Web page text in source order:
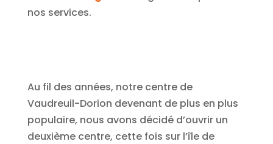
nos services.
Au fil des années, notre centre de
Vaudreuil-Dorion devenant de plus en plus
populaire, nous avons décidé d’ouvrir un
deuxième centre, cette fois sur l’île de